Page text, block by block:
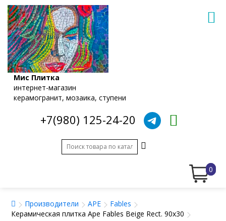
Мис Плитка
интернет-магазин
керамогранит, мозаика, ступени
+7(980) 125-24-20
0
Производители APE
Fables
Керамическая плитка Ape Fables Beige Rect. 90x30